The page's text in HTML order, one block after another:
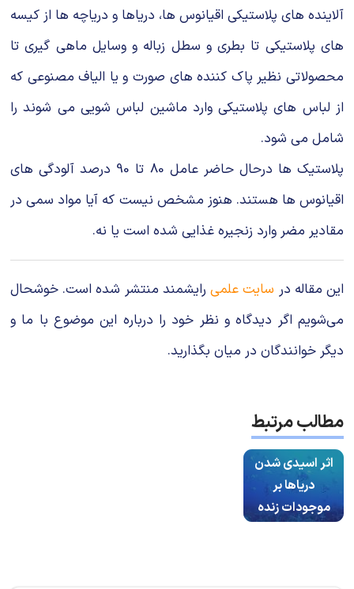
آلاینده های پلاستیکی اقیانوس ها، دریاها و دریاچه ها از کیسه
های پلاستیکی تا بطری و سطل زباله و وسایل ماهی گیری تا
محصولاتی نظیر پاک کننده های صورت و یا الیاف مصنوعی که
از لباس های پلاستیکی وارد ماشین لباس شویی می شوند را
شامل می شود.
پلاستیك ها درحال حاضر عامل 80 تا 90 درصد آلودگی های
اقیانوس ها هستند. هنوز مشخص نیست كه آیا مواد سمی در
مقادیر مضر وارد زنجیره غذایی شده است یا نه.
این مقاله در سایت علمیرایشمند منتشر شده است. خوشحال
می‌شویم اگر دیدگاه و نظر خود را درباره این موضوع با ما و
دیگر خوانندگان در میان بگذارید.
مطالب مرتبط
اثر اسیدی شدن
دریاها بر
موجودات زنده